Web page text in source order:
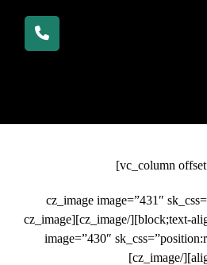
[cz_image image=”431″
block;text-align:center;” id=”cz_67031″][/cz_image][cz_image
image=”430″